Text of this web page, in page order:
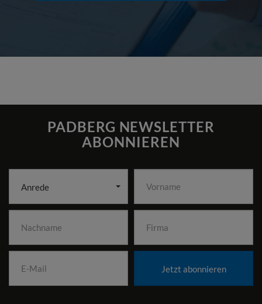
PADBERG NEWSLETTER
ABONNIEREN
Anrede
Jetzt abonnieren